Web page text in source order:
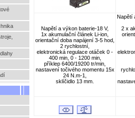
Napětí a výkon baterie-18 V,
1x akumulační článek Li-ion,
orientační doba napájení 3-5 hod,
2 rychlostní,
elektronická regulace otáček 0 -
400 min, 0 - 1200 min,
příklep 6400/19200 tr/min,
nastavení točivého momentu 15x
24 N.m-1,
sklíčidlo 13 mm.
Napětí
2 x